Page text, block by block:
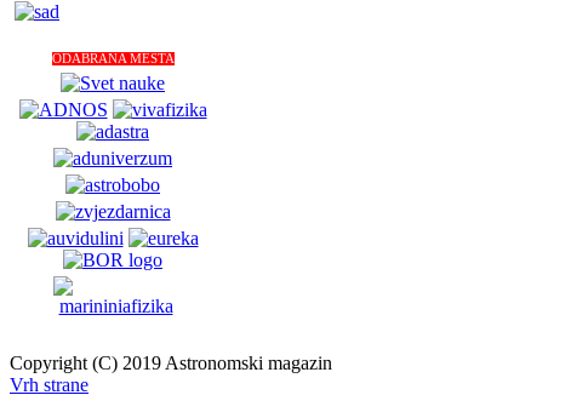
ODABRANA MESTA
Copyright (C) 2019 Astronomski magazin
Vrh strane